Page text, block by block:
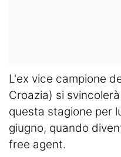
L'ex vice campione
Croazia) si
questa stagione per
giugno, quando
free agent.